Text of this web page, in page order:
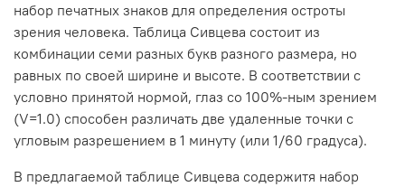
набор печатных знаков для определения остроты
зрения человека. Таблица Сивцева состоит из
комбинации семи разных букв разного размера, но
равных по своей ширине и высоте. В соответствии с
условно принятой нормой, глаз со 100%-ным зрением
(V=1.0) способен различать две удаленные точки с
угловым разрешением в 1 минуту (или 1/60 градуса).
В предлагаемой таблице Сивцева содержитя набор